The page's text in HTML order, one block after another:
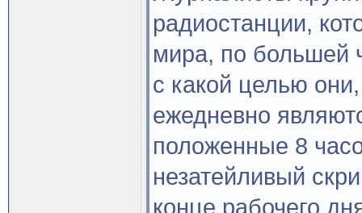
радиостанции,
мира, по большей
с какой целью
ежедневно
положенные 8
незатейливый
конце рабочего